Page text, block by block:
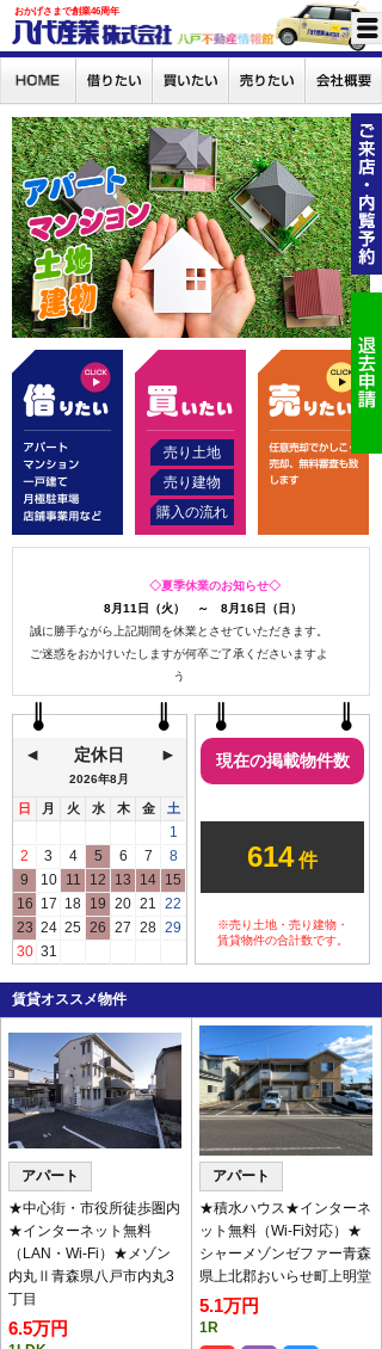
おかげさまで創業46周年
売り土地
売り建物
購入の流れ
◇夏季休業のお知らせ◇
8月11日（火） ～ 8月16日（日）
誠に勝手ながら上記期間を休業とさせていただきます。
ご迷惑をおかけいたしますが何卒ご了承くださいますよ
う
お願い申し上げます。
ご予約なしのご来店も
大歓迎です
いつでも気軽にお立ち寄り
ください。
ご都合の良いタイミングでお越し
いただく際には、ご予約いただけ
るとスムーズにご案内できます。
事前ご来店のご予約はこ
ちら→ご来店・内見予約
キャンペーン物件のお知ら
せ
家賃・初期費用見直しやフリーレント付の物件です。
対象物件は
こちら】
◇2月、3月定休日のお知らせ◇
3月は休まず営業いたします。
内見のご予約やお問い合わせはお気軽にご連絡くださ
定休日
2026年8月
日 月 火 水 木 金 土
1
2
3 4 5 6 7
8
9
10 11 12 13 14 15
16 17 18 19 20 21
22
23 24 25 26 27 28 29
30 31
現在の掲載物件数
614件
※売り土地・売り建物・
賃貸物件の合計数です。
賃貸オススメ物件
アパート
★中心街・市役所徒歩圏内
★インターネット無料
（LAN・Wi-Fi）★メゾン
内丸Ⅱ青森県八戸市内丸3
丁目
6.5万円
アパート
★積水ハウス★インターネ
ット無料（Wi-Fi対応）★
シャーメゾンゼファー青森
県上北郡おいらせ町上明堂
5.1万円
1R